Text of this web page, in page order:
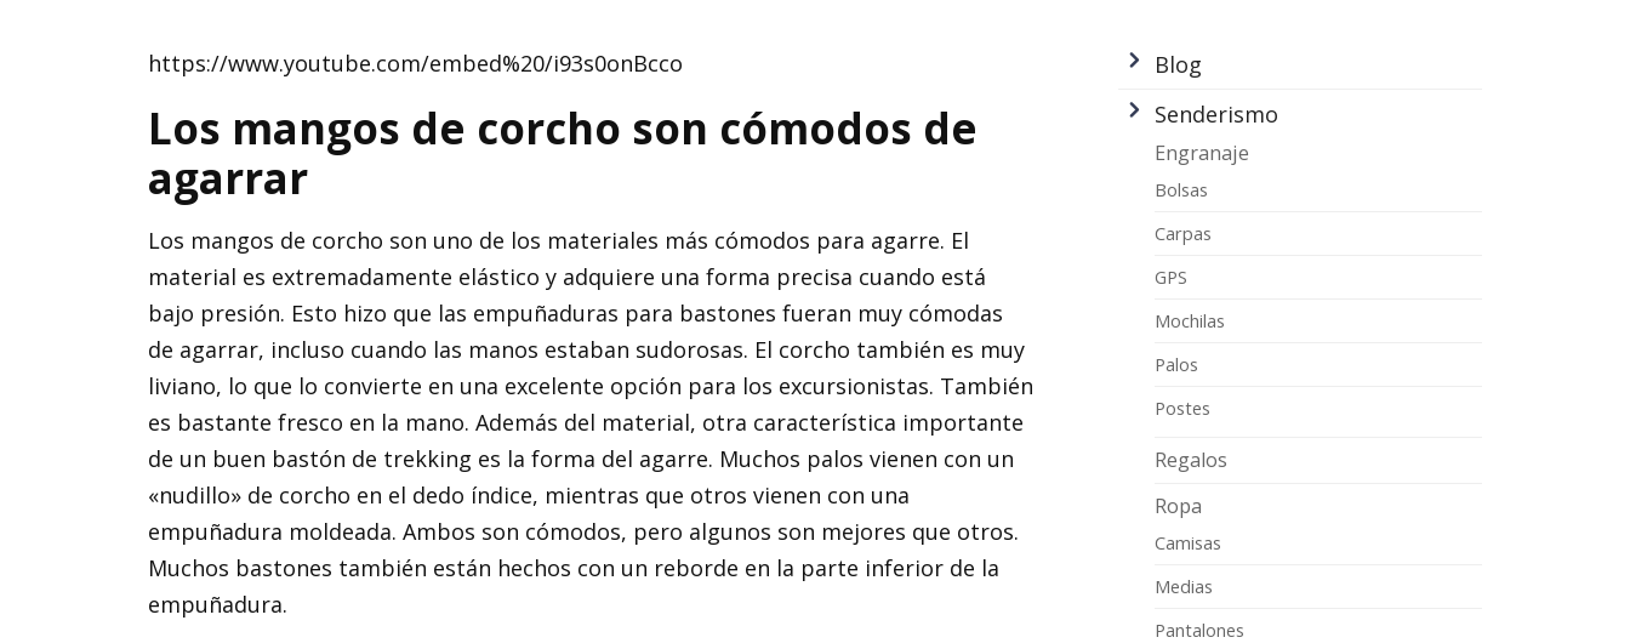
https://www.youtube.com/embed%20/i93s0onBcco
Los mangos de corcho son cómodos de
agarrar
Los mangos de corcho son uno de los materiales más cómodos para agarre. El
material es extremadamente elástico y adquiere una forma precisa cuando está
bajo presión. Esto hizo que las empuñaduras para bastones fueran muy cómodas
de agarrar, incluso cuando las manos estaban sudorosas. El corcho también es muy
liviano, lo que lo convierte en una excelente opción para los excursionistas. También
es bastante fresco en la mano. Además del material, otra característica importante
de un buen bastón de trekking es la forma del agarre. Muchos palos vienen con un
«nudillo» de corcho en el dedo índice, mientras que otros vienen con una
empuñadura moldeada. Ambos son cómodos, pero algunos son mejores que otros.
Muchos bastones también están hechos con un reborde en la parte inferior de la
empuñadura.
Blog
Senderismo
Engranaje
Bolsas
Carpas
GPS
Mochilas
Palos
Postes
Regalos
Ropa
Camisas
Medias
Pantalones